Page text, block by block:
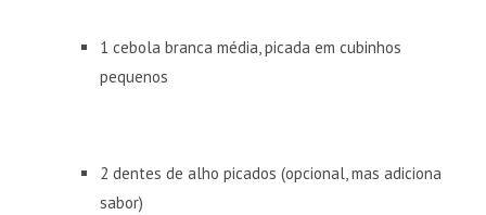
1 cebola branca média, picada em cubinhos
pequenos
2 dentes de alho picados (opcional, mas adiciona
sabor)